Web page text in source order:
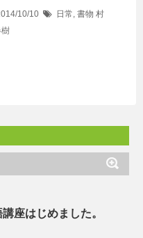
10/10 日常, 書物 村
座はじめました。